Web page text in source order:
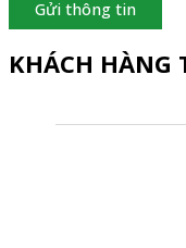
Gửi thông tin
KHÁCH HÀNG